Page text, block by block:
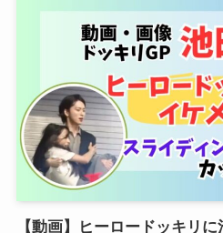
【動画】ヒーロードッキリ